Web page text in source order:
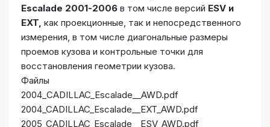
Escalade 2001-2006 в том числе версий ESV и
EXT, как проекционные, так и непосредственного
измерения, в том числе диагональные размеры
проемов кузова и контрольные точки для
восстановления геометрии кузова.
Файлы
2004_CADILLAC_Escalade__AWD.pdf
2004_CADILLAC_Escalade__EXT_AWD.pdf
2005_CADILLAC_Escalade__ESV_AWD.pdf